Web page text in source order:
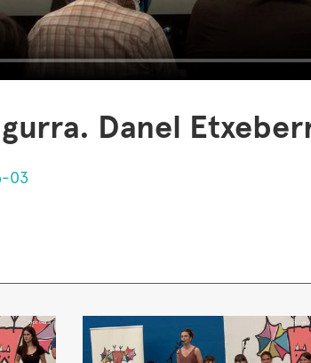
Danel
03